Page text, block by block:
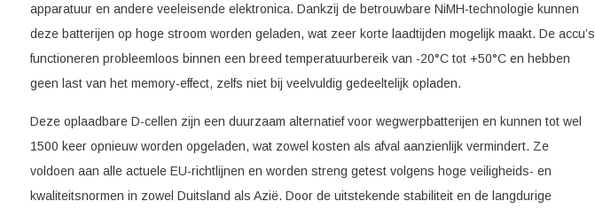
apparatuur en andere veeleisende elektronica. Dankzij de betrouwbare NiMH-technologie kunnen
deze batterijen op hoge stroom worden geladen, wat zeer korte laadtijden mogelijk maakt. De accu’s
functioneren probleemloos binnen een breed temperatuurbereik van -20°C tot +50°C en hebben
geen last van het memory-effect, zelfs niet bij veelvuldig gedeeltelijk opladen.
Deze oplaadbare D-cellen zijn een duurzaam alternatief voor wegwerpbatterijen en kunnen tot wel
1500 keer opnieuw worden opgeladen, wat zowel kosten als afval aanzienlijk vermindert. Ze
voldoen aan alle actuele EU-richtlijnen en worden streng getest volgens hoge veiligheids- en
kwaliteitsnormen in zowel Duitsland als Azië. Door de uitstekende stabiliteit en de langdurige